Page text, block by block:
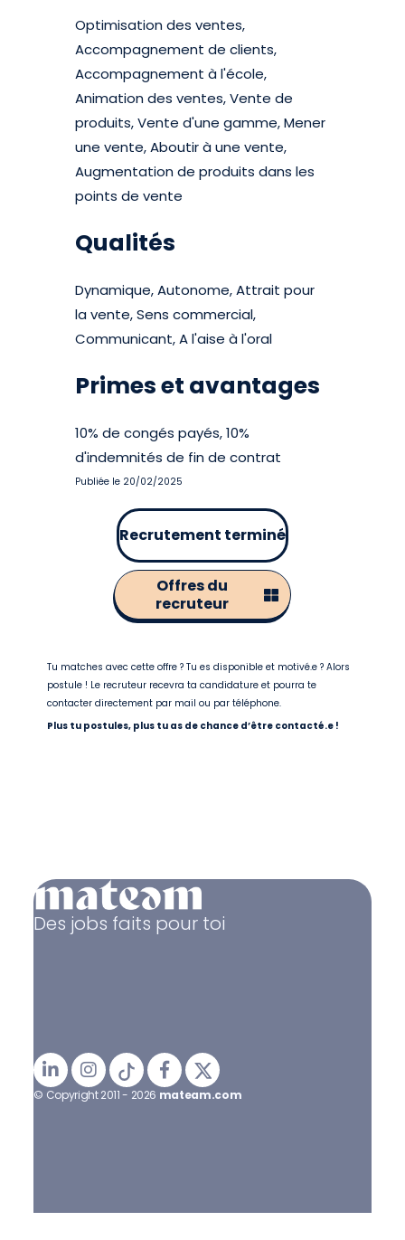
Optimisation des ventes,
Accompagnement de clients,
Accompagnement à l'école,
Animation des ventes, Vente de
produits, Vente d'une gamme, Mener
une vente, Aboutir à une vente,
Augmentation de produits dans les
points de vente
Qualités
Dynamique, Autonome, Attrait pour
la vente, Sens commercial,
Communicant, A l'aise à l'oral
Primes et avantages
10% de congés payés, 10%
d'indemnités de fin de contrat
Publiée le 20/02/2025
Recrutement terminé
Offres du
recruteur
Tu matches avec cette offre ? Tu es disponible et motivé.e ? Alors
postule ! Le recruteur recevra ta candidature et pourra te
contacter directement par mail ou par téléphone.
Plus tu postules, plus tu as de chance d’être contacté.e !
Des jobs faits pour toi
© Copyright 2011 - 2026 mateam.com